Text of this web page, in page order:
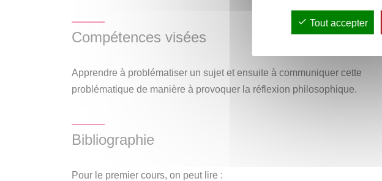
Compétences visées
Apprendre à problématiser un sujet et ensuite à communiquer cette
problématique de manière à provoquer la réflexion philosophique.
Bibliographie
Pour le premier cours, on peut lire :
Tout accepter